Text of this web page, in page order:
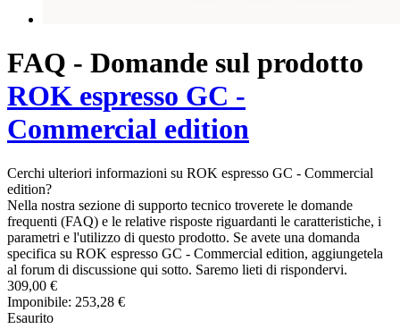
FAQ - Domande sul prodotto
ROK espresso GC -
Commercial edition
Cerchi ulteriori informazioni su ROK espresso GC - Commercial
edition?
Nella nostra sezione di supporto tecnico troverete le domande
frequenti (FAQ) e le relative risposte riguardanti le caratteristiche, i
parametri e l'utilizzo di questo prodotto. Se avete una domanda
specifica su ROK espresso GC - Commercial edition, aggiungetela
al forum di discussione qui sotto. Saremo lieti di rispondervi.
309,00 €
Imponibile: 253,28 €
Esaurito